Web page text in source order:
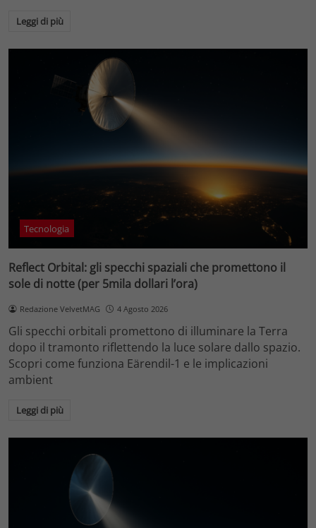
Leggi di più
Tecnologia
Reflect Orbital: gli specchi spaziali che promettono il
sole di notte (per 5mila dollari l’ora)
Redazione VelvetMAG 4 Agosto 2026
Gli specchi orbitali promettono di illuminare la Terra
dopo il tramonto riflettendo la luce solare dallo spazio.
Scopri come funziona Eärendil-1 e le implicazioni
ambient
Leggi di più